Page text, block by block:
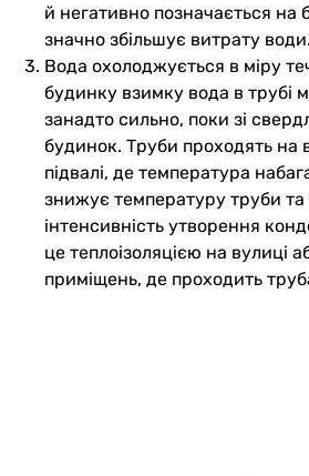
й негативно позначається на
значно збільшує витрату води.
Вода охолоджується в міру
будинку взимку вода в трубі
занадто сильно, поки зі
будинок. Труби проходять на
підвалі, де температура
знижує температуру труби та
інтенсивність утворення
це теплоізоляцією на вулиці
приміщень, де проходить